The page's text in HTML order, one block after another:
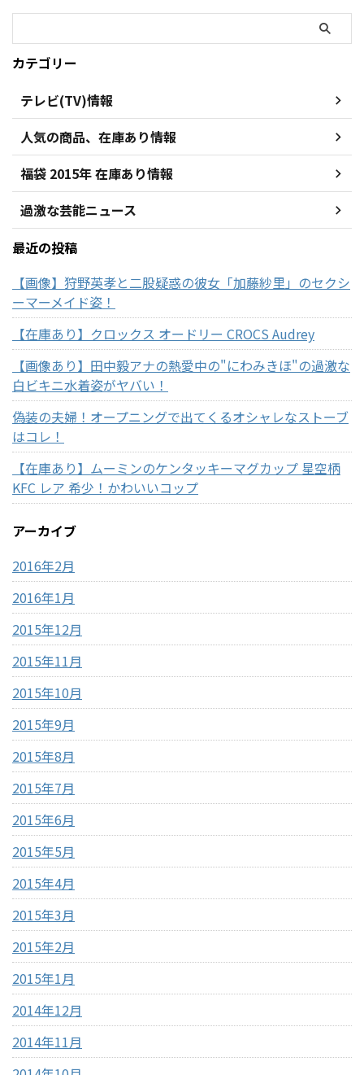
カテゴリー
テレビ(TV)情報
人気の商品、在庫あり情報
福袋 2015年 在庫あり情報
過激な芸能ニュース
最近の投稿
【画像】狩野英孝と二股疑惑の彼女「加藤紗里」のセクシ
ーマーメイド姿！
【在庫あり】クロックス オードリー CROCS Audrey
【画像あり】田中毅アナの熱愛中の"にわみきほ"の過激な
白ビキニ水着姿がヤバい！
偽装の夫婦！オープニングで出てくるオシャレなストーブ
はコレ！
【在庫あり】ムーミンのケンタッキーマグカップ 星空柄
KFC レア 希少！かわいいコップ
アーカイブ
2016年2月
2016年1月
2015年12月
2015年11月
2015年10月
2015年9月
2015年8月
2015年7月
2015年6月
2015年5月
2015年4月
2015年3月
2015年2月
2015年1月
2014年12月
2014年11月